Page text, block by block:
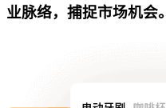
业脉络，捕捉市场机会。